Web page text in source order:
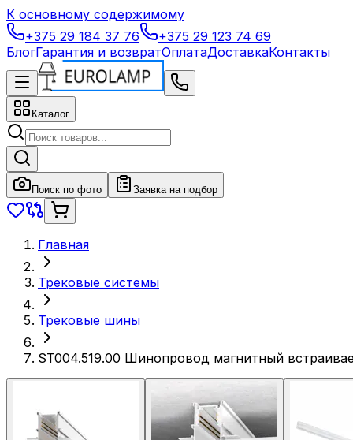
К основному содержимому
+375 29 184 37 76
+375 29 123 74 69
БлогГарантия и возвратОплатаДоставкаКонтакты
Каталог
Поиск по фото Заявка на подбор
Главная
Трековые системы
Трековые шины
ST004.519.00 Шинопровод магнитный